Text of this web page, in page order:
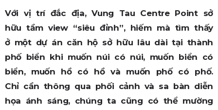
Với vị trí đắc địa, Vung Tau Centre Point sở
hữu tầm view “siêu đỉnh”, hiếm mà tìm thấy
ở một dự án căn hộ sở hữu lâu dài tại thành
phố biển khi muốn núi có núi, muốn biển có
biển, muốn hồ có hồ và muốn phố có phố.
Chỉ cần thông qua phối cảnh và sa bàn diễn
họa ánh sáng, chúng ta cũng có thể mường